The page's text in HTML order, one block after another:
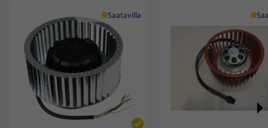
Saatavilla